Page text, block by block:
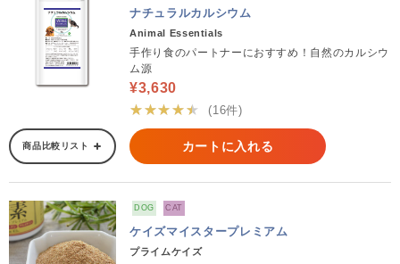
ナチュラルカルシウム
Animal Essentials
手作り食のパートナーにおすすめ！自然のカルシウ
ム源
¥3,630
★★★★★
(16件)
商品比較リスト カートに入れる
DOG CAT
ケイズマイスタープレミアム
プライムケイズ